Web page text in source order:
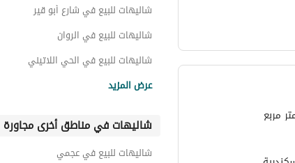
شاليهات للبيع في شارع أبو قير
شاليهات للبيع في الروان
شاليهات للبيع في الحي اللاتيني
شاليهات للبيع في كورنيش المعمورة
شاليهات للبيع في الكيلو 21
عرض المزيد
شاليهات في مناطق أخرى مجاورة
شاليهات للبيع في عجمي